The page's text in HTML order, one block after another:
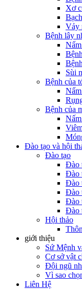
Xơ
Vảy
Bệnh lây
Sùi
Bệnh của
Bệnh của
Đào tạo và hội
Đào tạo
Đào
Đào
Đào
Đào
Đào
Đào
Hội thảo
giới thiệu
Sứ Mệnh
Cơ sở vật
Đội ngũ
Vì sao
Liên Hệ